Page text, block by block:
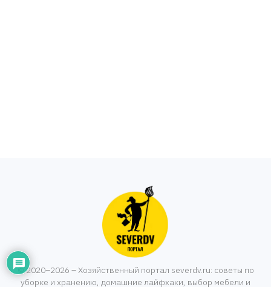
© 2020–2026 – Хозяйственный портал severdv.ru: советы по
уборке и хранению, домашние лайфхаки, выбор мебели и